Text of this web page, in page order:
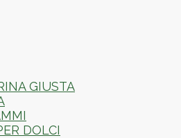
GIUSTA
DOLCI